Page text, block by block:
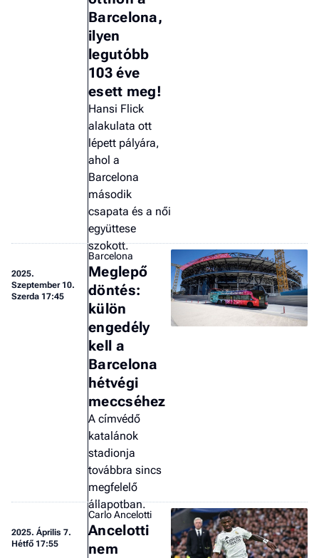
Barcelona,
ilyen
legutóbb
103 éve
esett meg!
Hansi Flick
alakulata ott
lépett pályára,
ahol a
Barcelona
második
csapata és a női
együttese
szokott.
2025.
Szeptember 10.
Szerda 17:45
Barcelona
Meglepő
döntés:
külön
engedély
kell a
Barcelona
hétvégi
meccséhez
A címvédő
katalánok
stadionja
továbbra sincs
megfelelő
állapotban.
2025. Április 7.
Hétfő 17:55
Carlo Ancelotti
Ancelotti
nem